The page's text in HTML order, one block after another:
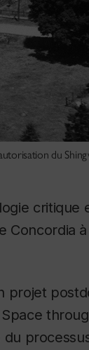
du
critique
Concordia
projet
du